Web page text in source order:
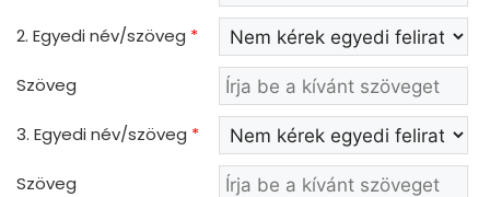
2. Egyedi név/szöveg *
Szöveg
3. Egyedi név/szöveg *
Szöveg